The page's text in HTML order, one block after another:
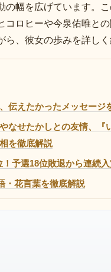
の幅を広げています。
コロヒーや今泉佑唯と
ら、彼女の歩みを詳し
伝えたかったメッセージ
なせたかしとの友情、『
を徹底解説
予選18位敗退から連続
・花言葉を徹底解説